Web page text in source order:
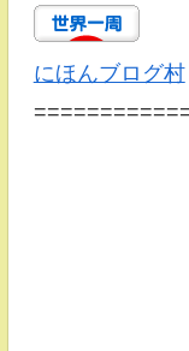
にほんブログ村